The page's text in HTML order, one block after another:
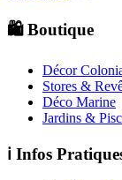
🛍️ Boutique
Décor
Stores &
Déco Marine
Jardins &
ℹ️ Infos